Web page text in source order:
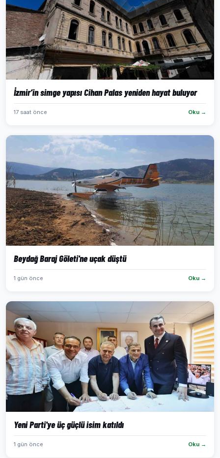
İzmir’in simge yapısı Cihan Palas yeniden hayat buluyor
17 saat önce Oku →
Beydağ Baraj Göleti'ne uçak düştü
1 gün önce Oku →
Yeni Parti'ye üç güçlü isim katıldı
1 gün önce Oku →